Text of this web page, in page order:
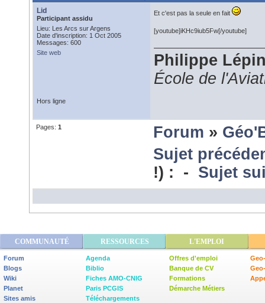
Lid
Participant assidu
Lieu: Les Arcs sur Argens
Date d'inscription: 1 Oct 2005
Messages: 600
Site web
Et c'est pas la seule en fait
[youtube]iKHc9iub5Fw[/youtube]
Philippe
École de
Hors ligne
Pages: 1 Forum »
Sujet
!) : - Sujet
COMMUNAUTÉ RESSOURCES L'EMPLOI
Forum
Blogs
Wiki
Planet
Sites amis
Agenda
Biblio
Fiches AMO-CNIG
Paris PCGIS
Téléchargements
Offres d'emploi
Banque de CV
Formations
Démarche Métiers